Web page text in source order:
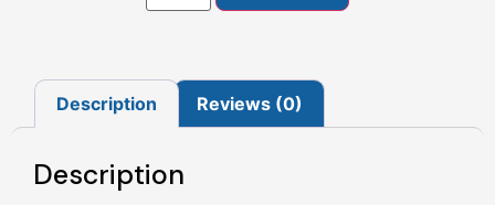
Description Reviews (0)
Description